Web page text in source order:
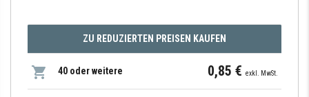
ZU REDUZIERTEN PREISEN KAUFEN
40 oder weitere 0,85 €exkl. MwSt.